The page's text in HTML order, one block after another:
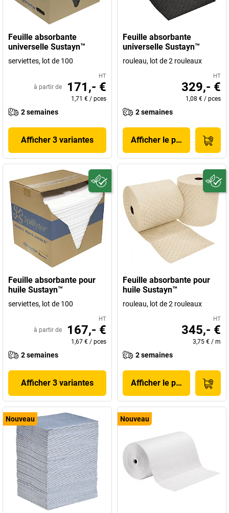
Feuille absorbante
universelle Sustayn™
serviettes, lot de 100
HT
à partir de 171,- €
1,71 € / pces
2 semaines
Afficher 3 variantes
Feuille absorbante
universelle Sustayn™
rouleau, lot de 2 rouleaux
HT
329,- €
1,08 € / pces
2 semaines
Afficher le produit
Feuille absorbante pour
huile Sustayn™
serviettes, lot de 100
HT
à partir de 167,- €
1,67 € / pces
2 semaines
Afficher 3 variantes
Feuille absorbante pour
huile Sustayn™
rouleau, lot de 2 rouleaux
HT
345,- €
3,75 € / m
2 semaines
Afficher le produit
Nouveau Nouveau